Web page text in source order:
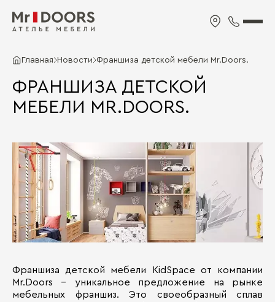
Главная Новости Франшиза детской мебели Mr.Doors.
ФРАНШИЗА ДЕТСКОЙ
МЕБЕЛИ MR.DOORS.
Франшиза детской мебели KidSpace от компании
Mr.Doors - уникальное предложение на рынке
мебельных франшиз. Это своеобразный сплав